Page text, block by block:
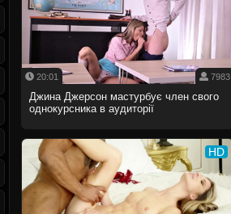
7983
20:01
Джина Джерсон мастурбує член свого
однокурсника в аудиторії
HD